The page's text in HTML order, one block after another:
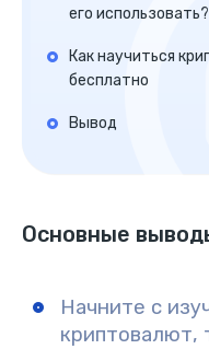
его использовать?
Как научиться
бесплатно
Вывод
Основные
Начните с
криптовалют,